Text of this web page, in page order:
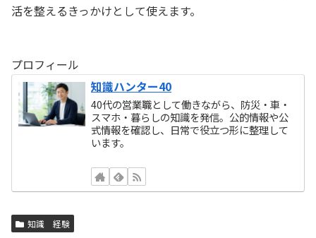
活を整えるきっかけとして使えます。
プロフィール
知識ハンター40
40代の営業職として働きながら、防災・車・
スマホ・暮らしの知識を発信。公的情報や公
式情報を確認し、日常で役立つ形に整理して
います。
知識 経験